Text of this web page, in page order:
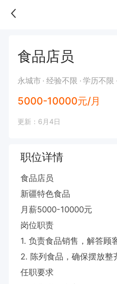
食品店员
永城市 经验不限 学历不限
5000-10000元/月
更新：6月4日
职位详情
食品店员
新疆特色食品
月薪5000-10000元
岗位职责
1. 负责食品销售，解答顾
2. 陈列食品，确保摆放整
任职要求